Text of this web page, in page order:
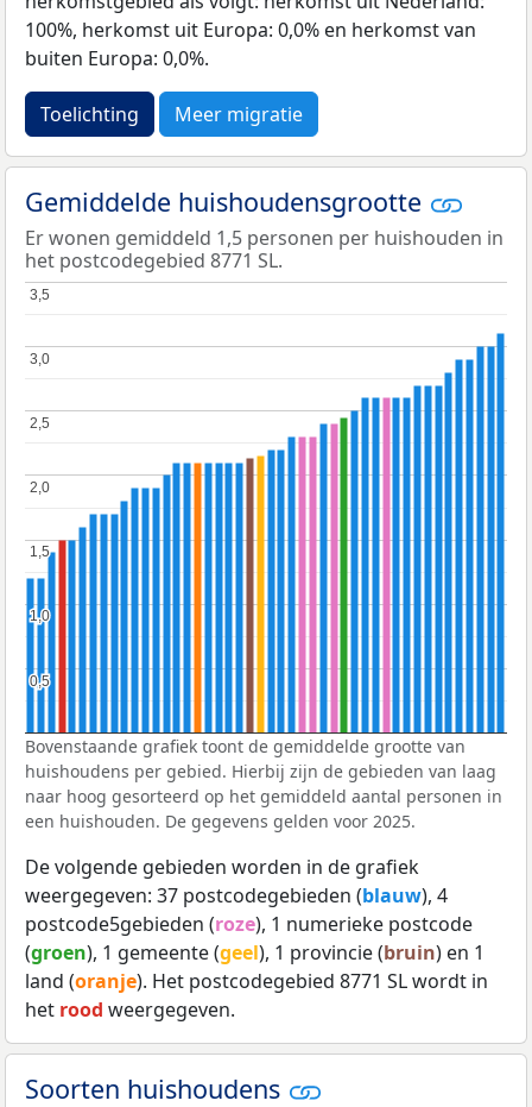
100%, herkomst uit Europa: 0,0% en herkomst van
buiten Europa: 0,0%.
Toelichting Meer migratie
Gemiddelde huishoudensgrootte
Er wonen gemiddeld 1,5 personen per huishouden in
het postcodegebied 8771 SL.
0,5
0,5
1,0
1,0
1,5
1,5
2,0
2,0
2,5
2,5
3,0
3,0
3,5
3,5
Bovenstaande grafiek toont de gemiddelde grootte van
huishoudens per gebied. Hierbij zijn de gebieden van laag
naar hoog gesorteerd op het gemiddeld aantal personen in
een huishouden. De gegevens gelden voor 2025.
De volgende gebieden worden in de grafiek
weergegeven: 37 postcodegebieden (blauw), 4
postcode5gebieden (roze), 1 numerieke postcode
(groen), 1 gemeente (geel), 1 provincie (bruin) en 1
land (oranje). Het postcodegebied 8771 SL wordt in
het rood weergegeven.
Soorten huishoudens